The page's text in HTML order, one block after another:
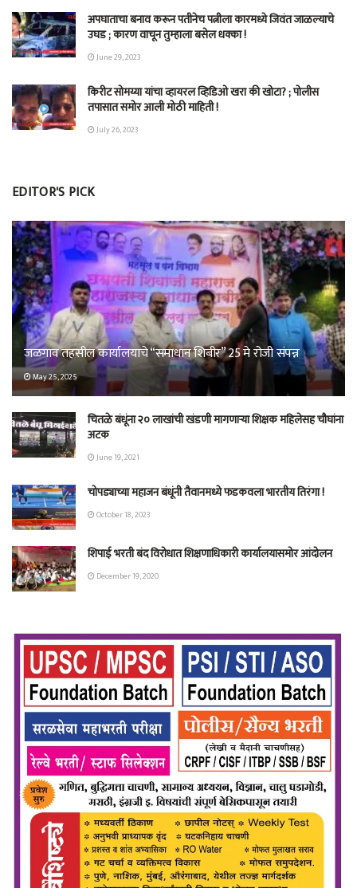
अपघाताचा बनाव करून पतीनेच‎ पत्नीला कारमध्ये जिवंत जाळल्याचे
उघड ; कारण वाचून तुम्हाला बसेल धक्का !
June 29, 2023
किरीट सोमय्या यांचा व्हायरल व्हिडिओ खरा की खोटा? ; पोलीस
तपासात समोर आली मोठी माहिती !
July 26, 2023
EDITOR'S PICK
जळगाव तहसील कार्यालयाचे “समाधान शिबीर” 25 मे रोजी संपन्न
May 25, 2025
चितळे बंधूंना २० लाखांची खंडणी मागणाऱ्या शिक्षक महिलेसह चौघांना
अटक
June 19, 2021
चोपड्याच्या महाजन बंधूंनी तैवानमध्ये फडकवला भारतीय तिरंगा !
October 18, 2023
शिपाई भरती बंद विरोधात शिक्षणाधिकारी कार्यालयासमोर आंदोलन
December 19, 2020